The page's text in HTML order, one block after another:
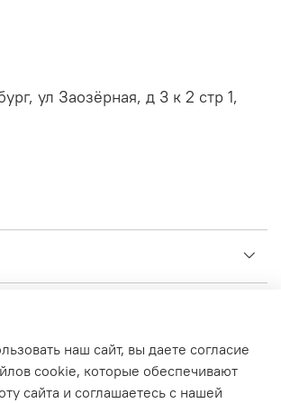
ул Заозёрная, д 3 к 2 стр 1,
на inSales
наш сайт, вы даете согласие
cookie, которые обеспечивают
сайта и соглашаетесь с нашей